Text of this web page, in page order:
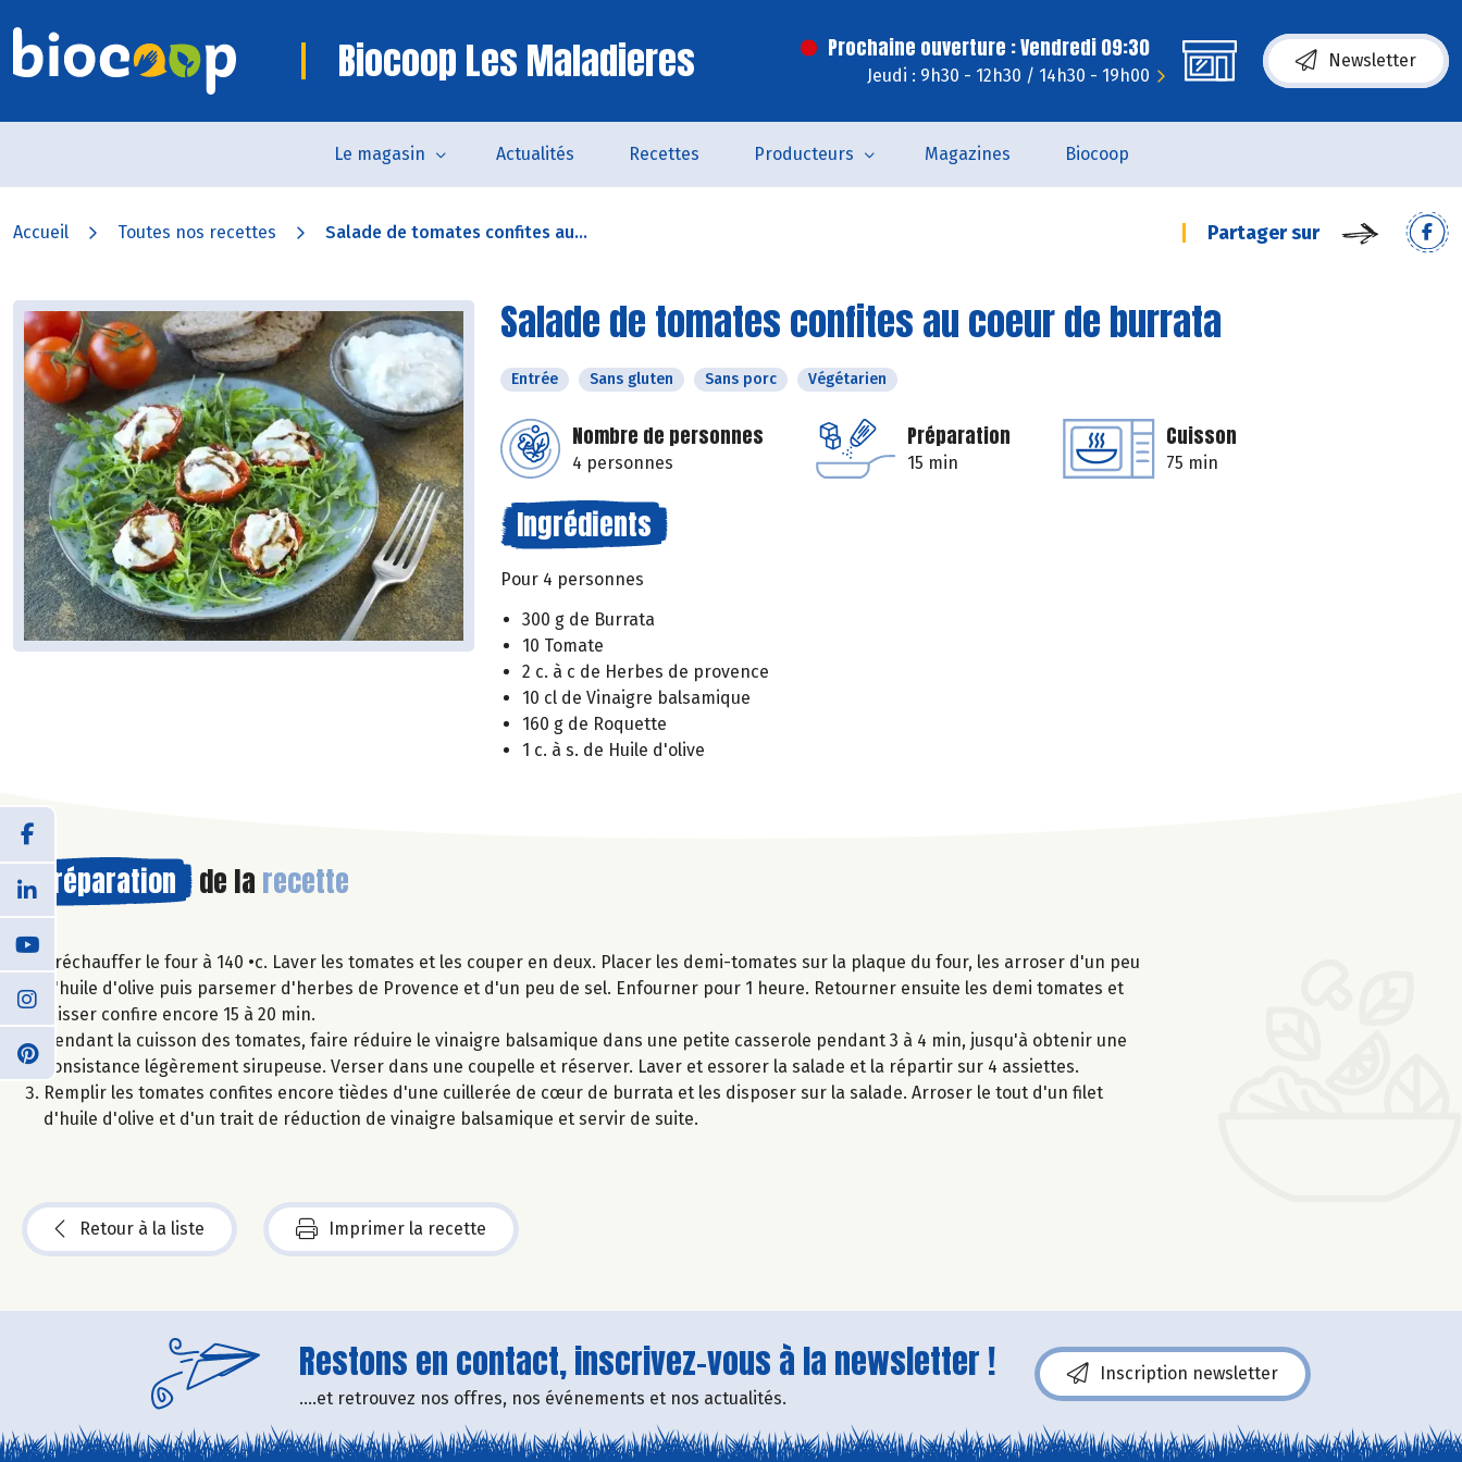
Biocoop Les Maladieres Prochaine ouverture : Vendredi 09:30
Jeudi : 9h30 - 12h30 / 14h30 - 19h00
Newsletter
Le magasin Actualités Recettes Producteurs Magazines Biocoop
Accueil Toutes nos recettes Salade de tomates confites au... Partager sur
Salade de tomates confites au coeur de burrata
Entrée Sans gluten Sans porc Végétarien
Nombre de personnes
4 personnes
Préparation
15 min
Cuisson
75 min
Ingrédients
Pour 4 personnes
300 g de Burrata
10 Tomate
2 c. à c de Herbes de provence
10 cl de Vinaigre balsamique
160 g de Roquette
1 c. à s. de Huile d'olive
Préparation de la recette
Préchauffer le four à 140 •c. Laver les tomates et les couper en deux. Placer les demi-tomates sur la plaque du four, les arroser d'un peu
d'huile d'olive puis parsemer d'herbes de Provence et d'un peu de sel. Enfourner pour 1 heure. Retourner ensuite les demi tomates et
laisser confire encore 15 à 20 min.
Pendant la cuisson des tomates, faire réduire le vinaigre balsamique dans une petite casserole pendant 3 à 4 min, jusqu'à obtenir une
consistance légèrement sirupeuse. Verser dans une coupelle et réserver. Laver et essorer la salade et la répartir sur 4 assiettes.
Remplir les tomates confites encore tièdes d'une cuillerée de cœur de burrata et les disposer sur la salade. Arroser le tout d'un filet
d'huile d'olive et d'un trait de réduction de vinaigre balsamique et servir de suite.
Retour à la liste Imprimer la recette
Restons en contact, inscrivez-vous à la newsletter !
....et retrouvez nos offres, nos événements et nos actualités.
Inscription newsletter